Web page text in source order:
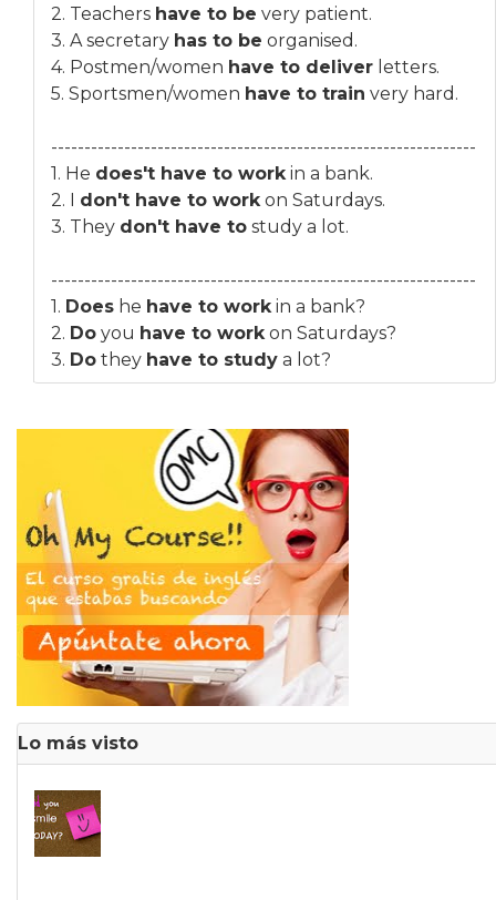
2. Teachers have to be very patient.
3. A secretary has to be organised.
4. Postmen/women have to deliver letters.
5. Sportsmen/women have to train very hard.
----------------------------------------------------------------
1. He does't have to workin a bank.
2. I don't have to workon Saturdays.
3. They don't have to study a lot.
----------------------------------------------------------------
1. Does he have to workin a bank?
2. Do you have to workon Saturdays?
3. Do they have to study a lot?
Lo más visto